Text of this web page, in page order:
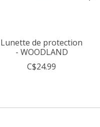
Lunette de protection
- WOODLAND
C$24.99